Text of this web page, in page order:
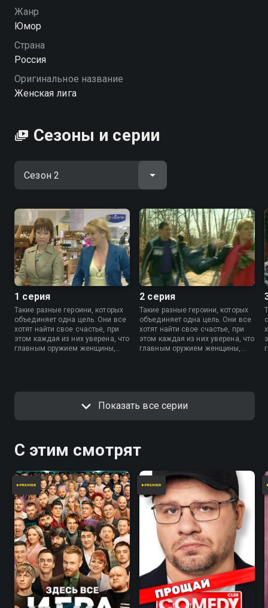
каждой — свои заморочки, но всех объединяет одно:
без Парней, Денег и Любви эта жизнь была бы куда
скучнее. Ирония, саморазоблачение и много смеха —
всё по-честному и от души. «Женская лига» —
Посмотреть онлайн 2 сезон сериала Женская лига
Жанр
Юмор
Страна
Россия
Оригинальное название
Женская лига
Сезоны и серии
1 серия
Такие разные героини, которых
объединяет одна цель. Они все
хотят найти свое счастье, при
этом каждая из них уверена, что
главным оружием женщины,
2 серия
Такие разные героини, которых
объединяет одна цель. Они все
хотят найти свое счастье, при
этом каждая из них уверена, что
главным оружием женщины,
Показать все серии
С этим смотрят